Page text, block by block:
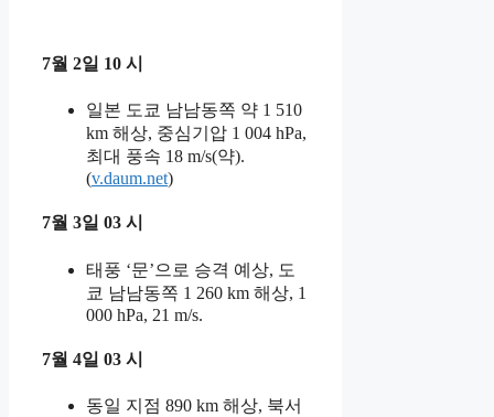
7월 2일 10 시
일본 도쿄 남남동쪽 약 1 510
km 해상, 중심기압 1 004 hPa,
최대 풍속 18 m/s(약).
(v.daum.net)
7월 3일 03 시
태풍 ‘문’으로 승격 예상, 도
쿄 남남동쪽 1 260 km 해상, 1
000 hPa, 21 m/s.
7월 4일 03 시
동일 지점 890 km 해상, 북서